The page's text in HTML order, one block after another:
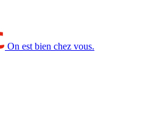
On est bien chez vous.